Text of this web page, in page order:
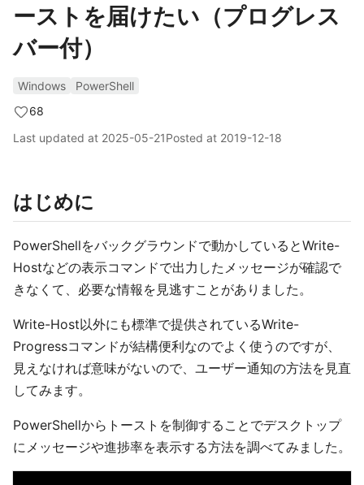
ーストを届けたい（プログレス
バー付）
Windows
PowerShell
68
Last updated at 2025-05-21Posted at 2019-12-18
はじめに
PowerShellをバックグラウンドで動かしているとWrite-
Hostなどの表示コマンドで出力したメッセージが確認で
きなくて、必要な情報を見逃すことがありました。
Write-Host以外にも標準で提供されているWrite-
Progressコマンドが結構便利なのでよく使うのですが、
見えなければ意味がないので、ユーザー通知の方法を見直
してみます。
PowerShellからトーストを制御することでデスクトップ
にメッセージや進捗率を表示する方法を調べてみました。